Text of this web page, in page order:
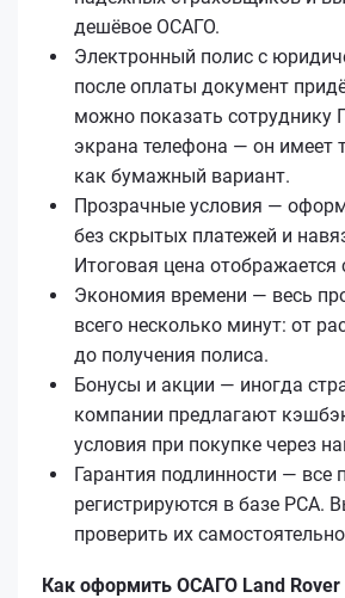
дешёвое ОСАГО.
Электронный полис с
после оплаты документ
можно показать
экрана телефона — он имеет
как бумажный вариант.
Прозрачные условия —
без скрытых платежей и
Итоговая цена отображается
Экономия времени — весь
всего несколько минут: от
до получения полиса.
Бонусы и акции — иногда
компании предлагают
условия при покупке через
Гарантия подлинности — все
регистрируются в базе РСА.
проверить их
Как оформить ОСАГО Land Rover